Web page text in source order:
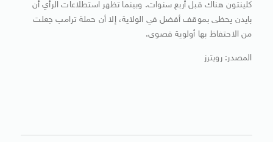
كلينتون هناك قبل أربع سنوات. وبينما تظهر استطلاعات الرأي أن
بايدن يحظى بموقف أفضل في الولاية، إلا أن حملة ترامب جعلت
من الاحتفاظ بها أولوية قصوى.
المصدر: رويترز